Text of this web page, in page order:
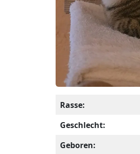
Rasse:
Geschlecht:
Geboren: